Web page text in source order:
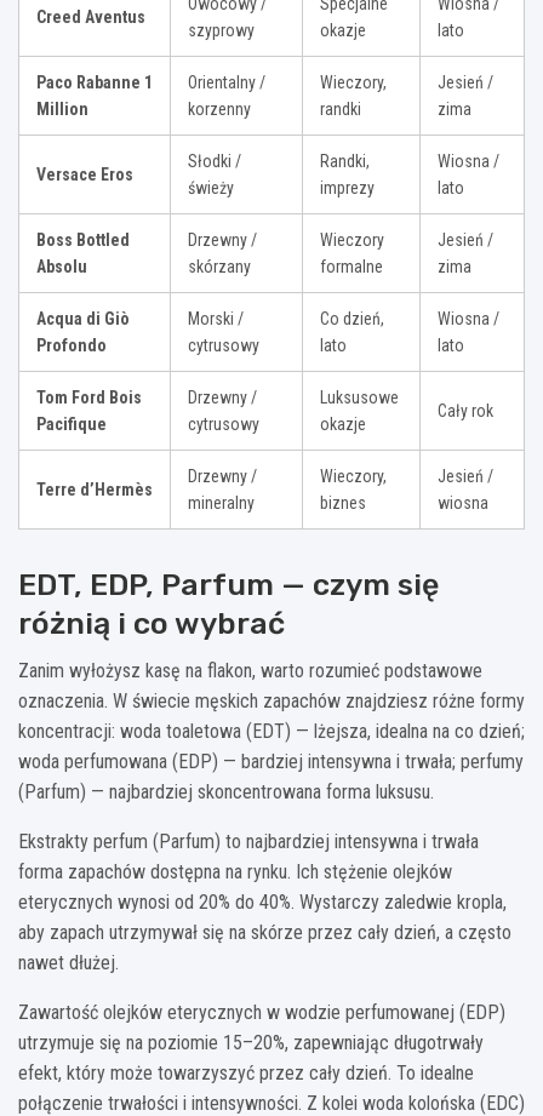
Creed Aventus
szyprowy
okazje
lato
Paco Rabanne 1
Million
Orientalny /
korzenny
Wieczory,
randki
Jesień /
zima
Versace Eros
Słodki /
świeży
Randki,
imprezy
Wiosna /
lato
Boss Bottled
Absolu
Drzewny /
skórzany
Wieczory
formalne
Jesień /
zima
Acqua di Giò
Profondo
Morski /
cytrusowy
Co dzień,
lato
Wiosna /
lato
Tom Ford Bois
Pacifique
Drzewny /
cytrusowy
Luksusowe
okazje
Cały rok
Terre d’Hermès
Drzewny /
mineralny
Wieczory,
biznes
Jesień /
wiosna
EDT, EDP, Parfum — czym się
różnią i co wybrać
Zanim wyłożysz kasę na flakon, warto rozumieć podstawowe
oznaczenia. W świecie męskich zapachów znajdziesz różne formy
koncentracji: woda toaletowa (EDT) — lżejsza, idealna na co dzień;
woda perfumowana (EDP) — bardziej intensywna i trwała; perfumy
(Parfum) — najbardziej skoncentrowana forma luksusu.
Ekstrakty perfum (Parfum) to najbardziej intensywna i trwała
forma zapachów dostępna na rynku. Ich stężenie olejków
eterycznych wynosi od 20% do 40%. Wystarczy zaledwie kropla,
aby zapach utrzymywał się na skórze przez cały dzień, a często
nawet dłużej.
Zawartość olejków eterycznych w wodzie perfumowanej (EDP)
utrzymuje się na poziomie 15–20%, zapewniając długotrwały
efekt, który może towarzyszyć przez cały dzień. To idealne
połączenie trwałości i intensywności. Z kolei woda kolońska (EDC)